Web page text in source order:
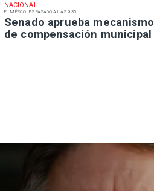
NACIONAL
EL MIÉRCOLES PASADO A LAS 9:35
Senado aprueba mecanismo
de compensación municipal